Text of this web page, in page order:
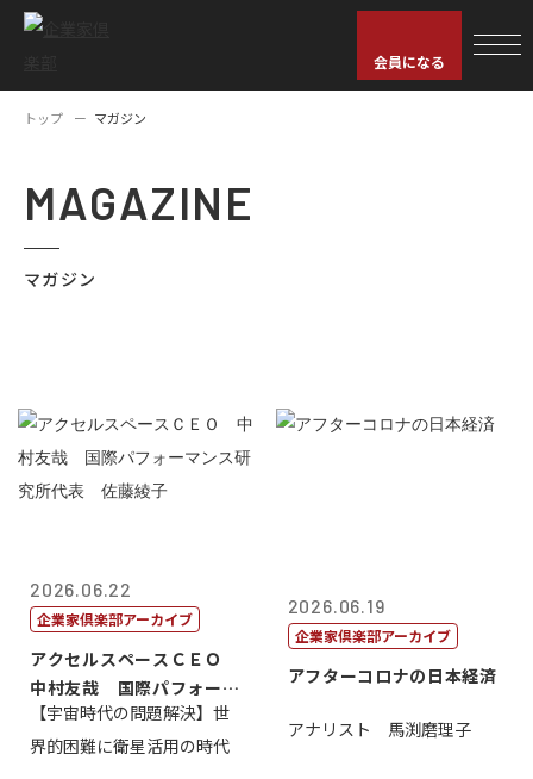
会員になる
トップ マガジン
MAGAZINE
マガジン
2026.06.22
企業家倶楽部アーカイブ
アクセルスペースＣＥＯ
中村友哉 国際パフォーマ
ンス研究所代...
【宇宙時代の問題解決】世
界的困難に衛星活用の時代
2026.06.19
企業家倶楽部アーカイブ
アフターコロナの日本経済
アナリスト 馬渕磨理子